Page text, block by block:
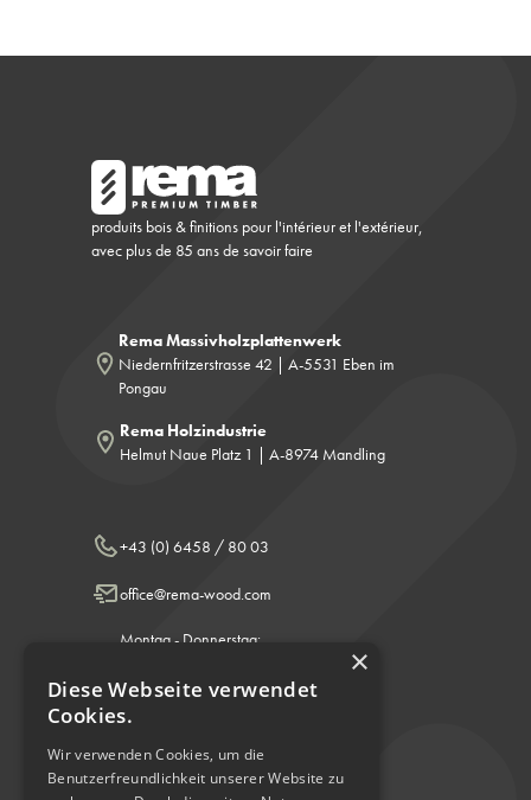
produits bois & finitions pour l'intérieur et l'extérieur,
avec plus de 85 ans de savoir faire
Rema Massivholzplattenwerk
Niedernfritzerstrasse 42 | A-5531 Eben im
Pongau
Rema Holzindustrie
Helmut Naue Platz 1 | A-8974 Mandling
+43 (0) 6458 / 80 03
office@rema-wood.com
Montag - Donnerstag:
Freitag: 8.00 - 12.00 Uhr
Facebook
×
Diese Webseite verwendet
Cookies.
Wir verwenden Cookies, um die
Benutzerfreundlichkeit unserer Website zu